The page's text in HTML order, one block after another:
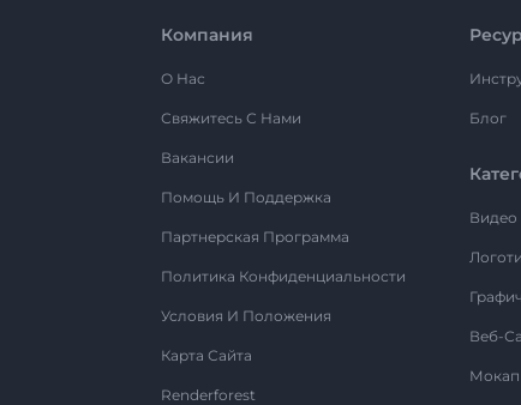
Компания
О Нас
Свяжитесь С Нами
Вакансии
Помощь И Поддержка
Партнерская Программа
Политика Конфиденциальности
Условия И Положения
Карта Сайта
Renderforest
Блог
Видео
Веб-
Мокап